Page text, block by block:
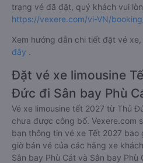
trạng vé đã đặt, quý khách vui
https://vexere.com/vi-VN/
Xem hướng dẫn chi tiết đặt vé
đây .
Đặt vé xe limousine
Đức đi Sân bay Phù
Vé xe limousine tết 2027 từ Thủ
chưa được công bố. Vexere.com
bạn thông tin vé xe Tết 2027 bao
giờ bán vé của các hãng xe
Sân bay Phù Cát và Sân bay